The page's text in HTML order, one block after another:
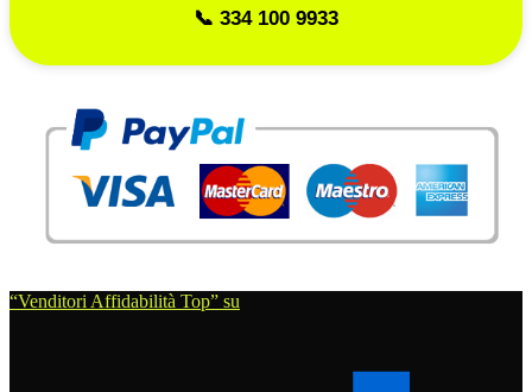
📞 334 100 9933
“Venditori Affidabilità Top” su